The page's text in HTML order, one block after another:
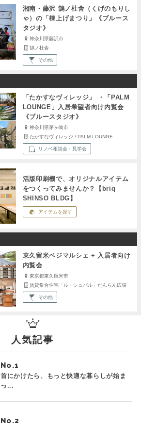
湘南・藤沢 鵠ノ杜舎（くげのもりし
ゃ）の「棟上げまつり」《ブルース
タジオ》
神奈川県藤沢市
鵠ノ杜舎
その他
「たかすなヴィレッジ」 ・「PALM
LOUNGE」入居希望者向け内覧会
《ブルースタジオ》
神奈川県茅ヶ崎市
たかすなヴィレッジ / PALM LOUNGE
リノベ相談会・見学会
活版印刷機で、オリジナルアイテム
をつくってみませんか？【briq
SHINSO BLDG】
アイテムを探す
東久留米ベジマルシェ + 入居者向け
内覧会
東京都東久留米市
賃貸集合住宅「ル・シュバル」だんらん広場
その他
人気記事
No.
首にかけたら、もっと快適な暮らしが始ま
っ...
No.